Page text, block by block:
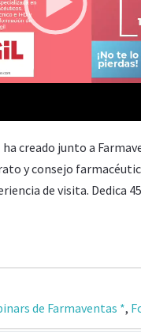
creado junto a
y consejo
de visita. Dedica
de Farmaventas *,